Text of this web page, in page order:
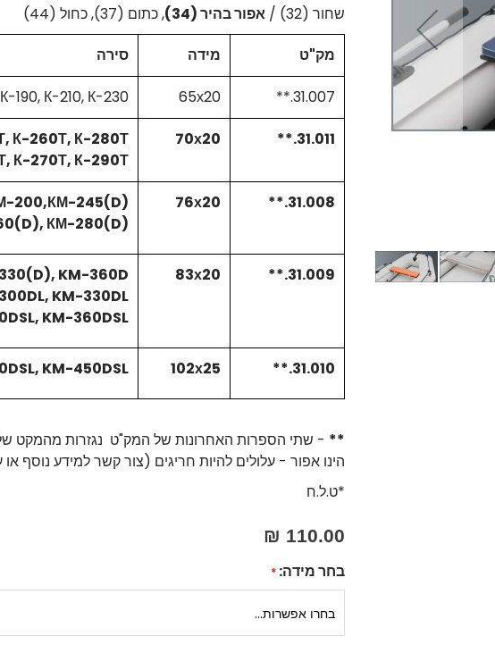
שחור (32) /
אפור בהיר (34)
, כתום (37), כחול (44)
מק"ט
מידה סירה
31.007.**
65х20
К-190, К-210, К-230
31.011.**
70х20
К-260Т, К-280Т,
К-270Т, К-290Т
31.008.**
76х20
200,КМ-245(D),
КМ-280(D)
31.009.**
83х20
KM-360D,
KM-330DL,
KM-360DSL
31.010.**
102х25
KM-450DSL
** - שתי הספרות האחרונות של המק"ט נגזרות מהמקט
הינו אפור - עלולים להיות חריגים (צור קשר למידע נוסף
*ט.ל.ח
110.00 ₪
בחר מידה: